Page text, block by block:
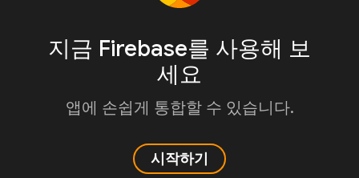
지금 Firebase를 사용해 보
세요
앱에 손쉽게 통합할 수 있습니다.
시작하기